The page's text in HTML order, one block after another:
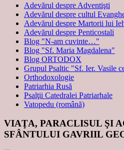
Adevărul despre Adventişti
Adevărul despre cultul
Adevărul despre Martorii lui
Adevărul despre Penticostali
Blog "N-am cuvinte…"
Blog "Sf. Maria Magdalena"
Blog ORTODOX
Grupul Psaltic "Sf. Ier. Vasile
Orthodoxologie
Patriarhia Rusă
Psalţii Catedralei Patriarhale
Vatopedu (română)
VIAŢA, PARACLISUL ŞI
SFÂNTULUI GAVRIIL